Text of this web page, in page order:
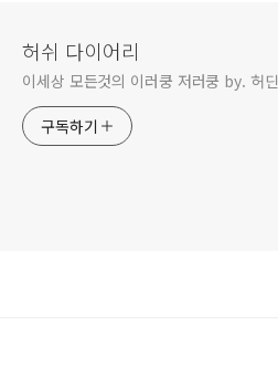
허쉬 다이어리
이세상 모든것의 이러쿵 저러쿵 by. 허딘
구독하기